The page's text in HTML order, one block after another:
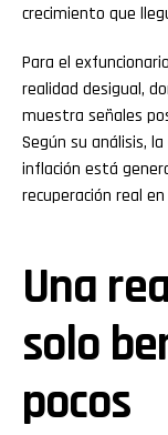
crecimiento que
Para el
realidad desigual,
muestra señales
Según su análisis,
inflación está
recuperación real
Una
solo
pocos